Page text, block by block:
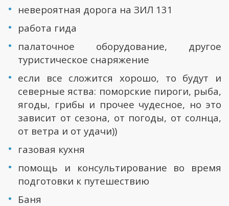
невероятная дорога на ЗИЛ 131
работа гида
палаточное оборудование, другое
туристическое снаряжение
если все сложится хорошо, то будут и
северные яства: поморские пироги, рыба,
ягоды, грибы и прочее чудесное, но это
зависит от сезона, от погоды, от солнца,
от ветра и от удачи))
газовая кухня
помощь и консультирование во время
подготовки к путешествию
Баня